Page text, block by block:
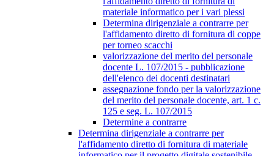
materiale informatico per i vari plessi
Determina dirigenziale a contrarre per
l'affidamento diretto di fornitura di coppe
per torneo scacchi
valorizzazione del merito del personale
docente L. 107/2015 - pubblicazione
dell'elenco dei docenti destinatari
assegnazione fondo per la valorizzazione
del merito del personale docente, art. 1 c.
125 e seg. L. 107/2015
Determine a contrarre
Determina dirigenziale a contrarre per
l'affidamento diretto di fornitura di materiale